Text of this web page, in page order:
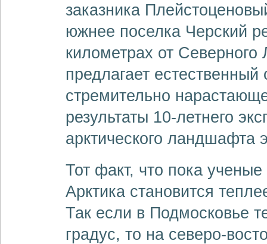
заказника
южнее поселка Черский
километрах от Северного
предлагает
стремительно
результаты 10-летнего
арктического ландшафта
Тот факт, что пока
Арктика становится
Так если в Подмосковье
градус, то на северо-